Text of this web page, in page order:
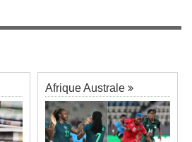
Afrique Australe